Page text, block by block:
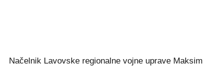
Načelnik Lavovske regionalne vojne uprave Maksim